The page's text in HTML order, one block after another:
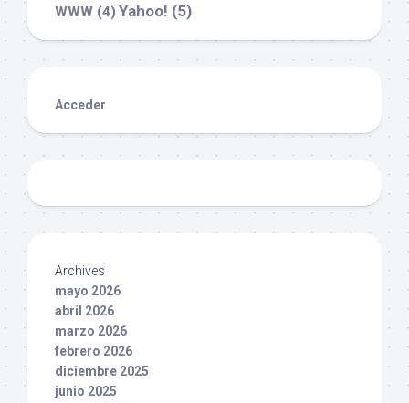
WWW (4)Yahoo! (5)
Acceder
Archives
mayo 2026
abril 2026
marzo 2026
febrero 2026
diciembre 2025
junio 2025